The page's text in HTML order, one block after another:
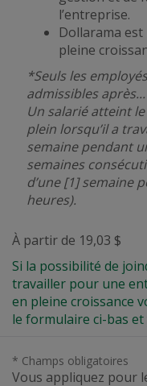
l’entreprise.
Dollarama
pleine
*Seuls les
admissibles après...
Un salarié atteint
plein lorsqu’il a
semaine pendant
semaines
d’une [1] semaine
heures).
À partir de 19,03 $
Si la possibilité de
travailler pour une
en pleine croissance
le formulaire ci-bas
* Champs obligatoires
Vous appliquez pour